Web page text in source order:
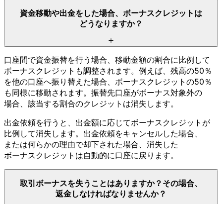
資金移動や出金を した場合、 ボーナスクレジットは
どうなりますか？
口座間で資金振替を行う 場合、 移動金額の割合に比例して
ボーナスクレジットも調整されます。 例えば、 残高の50％
を他の口座へ振り替えた場合、 ボーナスクレジットの50％
も同様に移動されます。 振替先口座がボーナス対象外の
場合、 該当する割合のクレジットは消失します。
出金依頼を行うと、 出金額に応じてボーナスクレジットが
比例して消失します。 出金依頼をキャンセルした場合、
または何らかの理由で却下された場合、 消失した
ボーナスクレジットは自動的に口座に戻ります。
取引ボーナスを失う ことはありますか？ その場合、
返金しなければなりませんか？